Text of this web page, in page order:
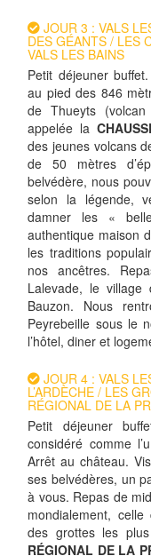
JOUR 3 : VALS
DES GÉANTS / LES
VALS LES BAINS
Petit déjeuner
au pied des 846
de Thueyts
appelée la
des jeunes volcans
de 50 mètres
belvédère, nous
selon la légende,
damner les «
authentique maison
les traditions
nos ancêtres.
Lalevade, le
Bauzon. Nous
Peyrebeille sous le
l’hôtel, diner et
JOUR 4 : VALS
L’ARDÈCHE / LES
RÉGIONAL DE LA
Petit déjeuner
considéré comme
Arrêt au château.
ses belvédères, un
à vous. Repas de
mondialement, celle
des grottes les
RÉGIONAL DE LA